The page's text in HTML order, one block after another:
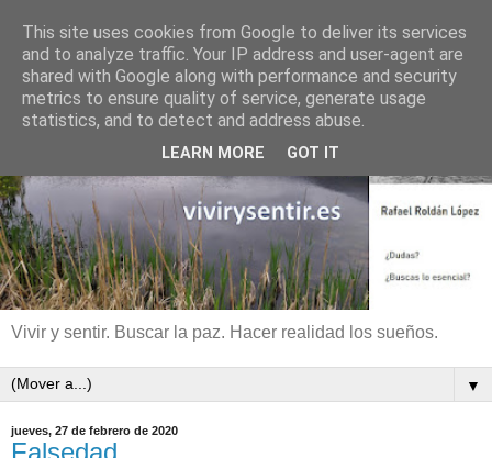
Vivir y sentir. Buscar la paz. Hacer realidad los sueños.
▼
jueves, 27 de febrero de 2020
Falsedad
This site uses cookies from Google to deliver its services
and to analyze traffic. Your IP address and user-agent are
shared with Google along with performance and security
metrics to ensure quality of service, generate usage
statistics, and to detect and address abuse.
LEARN MORE GOT IT